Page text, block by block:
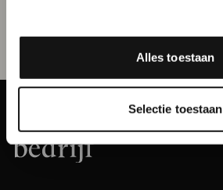
Alles toestaan
Selectie toestaan